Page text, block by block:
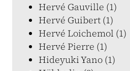
Hervé Gauville (1)
Hervé Guibert (1)
Hervé Loichemol (1)
Hervé Pierre (1)
Hideyuki Yano (1)